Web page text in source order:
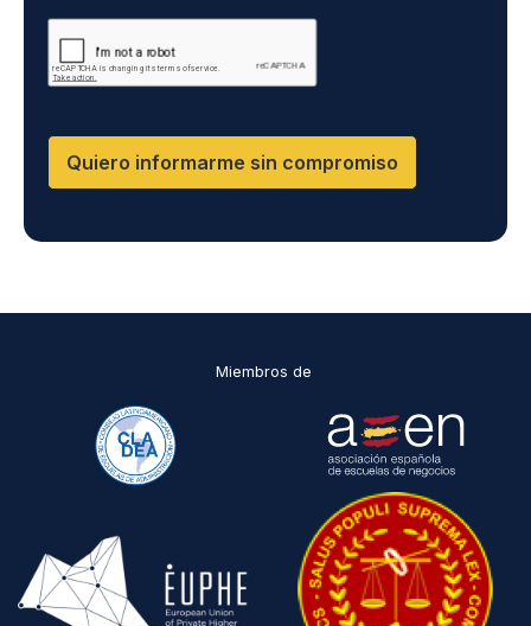
c
*
D
cumplimiento@grupomainjobs.com así como el derecho a
presentar una reclamación ante la autoridad de control.
Puedes consultar la información adicional y detallada
Quiero informarme sin compromiso
Miembros de